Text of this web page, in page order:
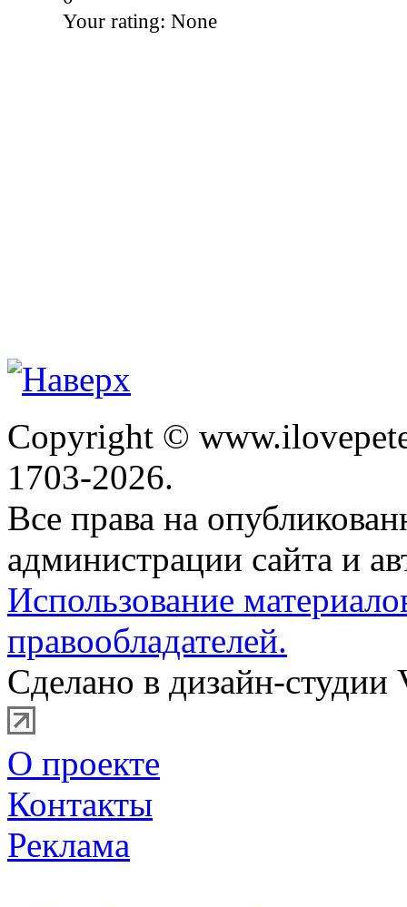
Your rating: None
Copyright ©
1703-2026.
Все права на
администрации сайта и
Использование
правообладателей.
Сделано в дизайн-студии
О проекте
Контакты
Реклама